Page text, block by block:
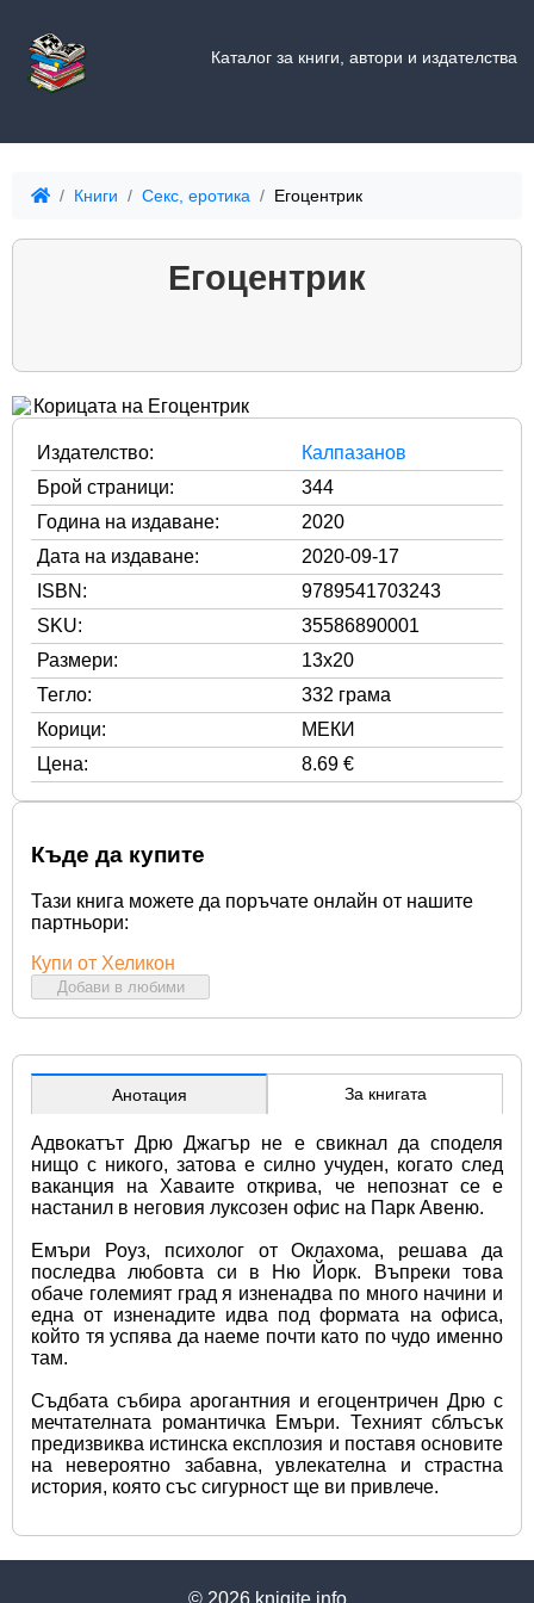
Каталог за книги, автори и издателства
Книги Секс, еротика Егоцентрик
Егоцентрик
Издателство:
Калпазанов
Брой страници:
344
Година на издаване:
2020
Дата на издаване:
2020-09-17
ISBN:
9789541703243
SKU:
35586890001
Размери:
13x20
Тегло:
332 грама
Корици:
МЕКИ
Цена:
8.69 €
Къде да купите
Тази книга можете да поръчате онлайн от нашите
партньори:
Купи от Хеликон
Добави в любими
Анотация За книгата
Адвокатът Дрю Джагър не е свикнал да споделя
нищо с никого, затова е силно учуден, когато след
ваканция на Хаваите открива, че непознат се е
настанил в неговия луксозен офис на Парк Авеню.
Емъри Роуз, психолог от Оклахома, решава да
последва любовта си в Ню Йорк. Въпреки това
обаче големият град я изненадва по много начини и
една от изненадите идва под формата на офиса,
който тя успява да наеме почти като по чудо именно
там.
Съдбата събира арогантния и егоцентричен Дрю с
мечтателната романтичка Емъри. Техният сблъсък
предизвиква истинска експлозия и поставя основите
на невероятно забавна, увлекателна и страстна
история, която със сигурност ще ви привлече.